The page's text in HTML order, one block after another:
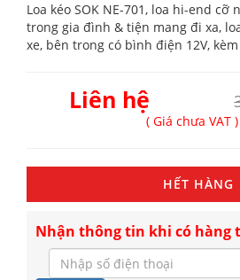
Loa kéo SOK NE-701, loa hi-end
trong gia đình & tiện mang đi xa,
xe, bên trong có bình điện 12V,
Liên hệ
( Giá chưa VAT )
HẾT HÀNG
Nhận thông tin khi có hàng